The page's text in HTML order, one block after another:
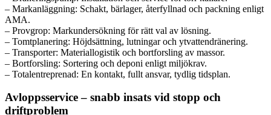
– Markanläggning: Schakt, bärlager, återfyllnad och packning enligt
AMA.
– Provgrop: Markundersökning för rätt val av lösning.
– Tomtplanering: Höjdsättning, lutningar och ytvattendränering.
– Transporter: Materiallogistik och bortforsling av massor.
– Bortforsling: Sortering och deponi enligt miljökrav.
– Totalentreprenad: En kontakt, fullt ansvar, tydlig tidsplan.
Avloppsservice – snabb insats vid stopp och
driftproblem